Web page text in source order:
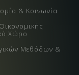
& Κοινωνία
Χώρο
Μεθόδων &